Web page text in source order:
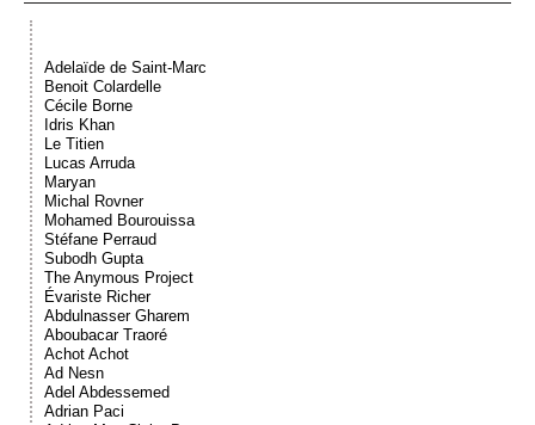
Adelaïde de Saint-Marc
Benoit Colardelle
Cécile Borne
Idris Khan
Le Titien
Lucas Arruda
Maryan
Michal Rovner
Mohamed Bourouissa
Stéfane Perraud
Subodh Gupta
The Anymous Project
Évariste Richer
Abdulnasser Gharem
Aboubacar Traoré
Achot Achot
Ad Nesn
Adel Abdessemed
Adrian Paci